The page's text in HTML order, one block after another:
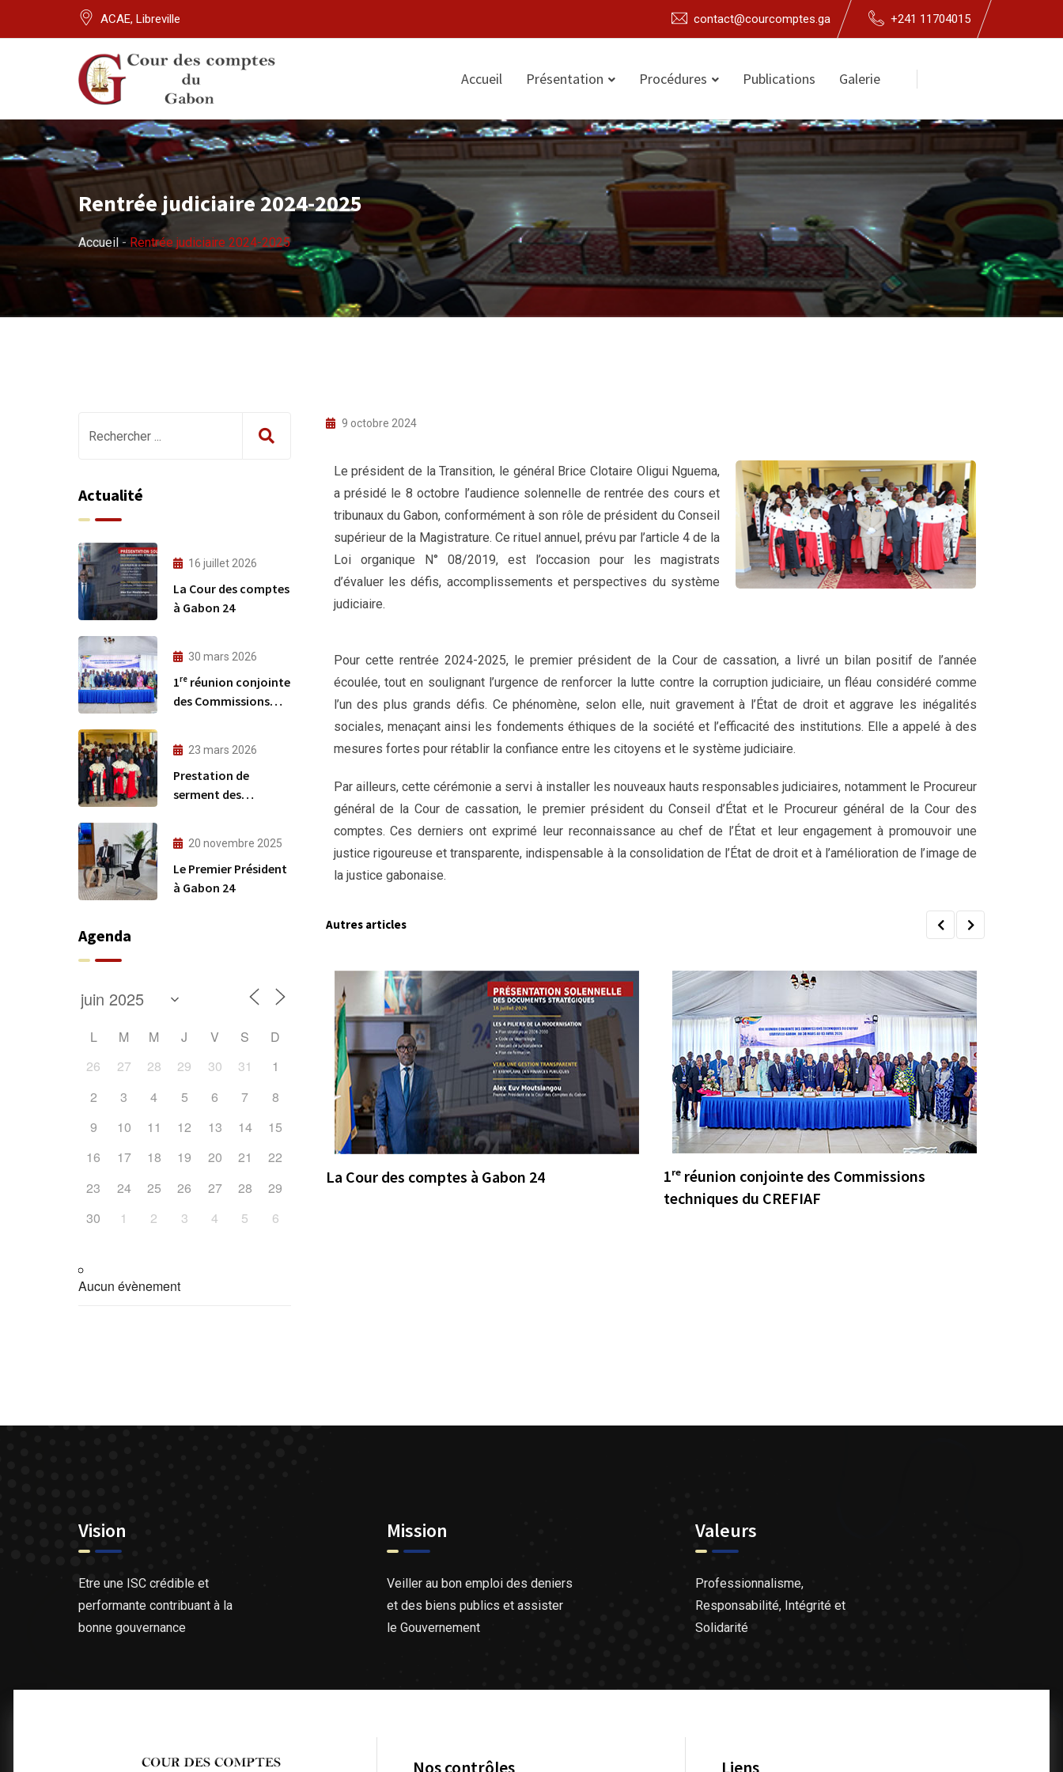
ACAE, Libreville contact@courcomptes.ga +241 11704015
Accueil Présentation Procédures Publications Galerie
Rentrée judiciaire 2024-2025
Accueil - Rentrée judiciaire 2024-2025
Actualité
16 juillet 2026
La Cour des comptes
à Gabon 24
30 mars 2026
1ʳᵉ réunion conjointe
des Commissions
23 mars 2026
Prestation de
serment des
20 novembre 2025
Le Premier Président
à Gabon 24
Agenda
L M M J V S
D
26
27 28 29 30 31
1
2
3 4 5 6 7
8
9
10 11 12 13 14
15
16
17 18 19 20 21
22
23
24 25 26 27 28
29
30
1 2 3 4 5 6
Aucun évènement
9 octobre 2024
Le président de la Transition, le général Brice Clotaire Oligui Nguema,
a présidé le 8 octobre l’audience solennelle de rentrée des cours et
tribunaux du Gabon, conformément à son rôle de président du Conseil
supérieur de la Magistrature. Ce rituel annuel, prévu par l’article 4 de la
Loi organique N° 08/2019, est l’occasion pour les magistrats
d’évaluer les défis, accomplissements et perspectives du système
judiciaire.
Pour cette rentrée 2024-2025, le premier président de la Cour de cassation, a livré un bilan positif de l’année
écoulée, tout en soulignant l’urgence de renforcer la lutte contre la corruption judiciaire, un fléau considéré comme
l’un des plus grands défis. Ce phénomène, selon elle, nuit gravement à l’État de droit et aggrave les inégalités
sociales, menaçant ainsi les fondements éthiques de la société et l’efficacité des institutions. Elle a appelé à des
mesures fortes pour rétablir la confiance entre les citoyens et le système judiciaire.
Par ailleurs, cette cérémonie a servi à installer les nouveaux hauts responsables judiciaires, notamment le Procureur
général de la Cour de cassation, le premier président du Conseil d’État et le Procureur général de la Cour des
comptes. Ces derniers ont exprimé leur reconnaissance au chef de l’État et leur engagement à promouvoir une
justice rigoureuse et transparente, indispensable à la consolidation de l’État de droit et à l’amélioration de l’image de
la justice gabonaise.
Autres articles
La Cour des comptes à Gabon 24
1ʳᵉ réunion conjointe des Commissions
techniques du CREFIAF
Vision
Etre une ISC crédible et
performante contribuant à la
bonne gouvernance
Mission
Veiller au bon emploi des deniers
et des biens publics et assister
le Gouvernement
Valeurs
Professionnalisme,
Responsabilité, Intégrité et
Solidarité
Nos contrôles Liens